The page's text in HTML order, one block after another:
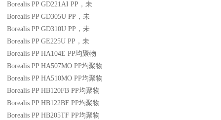
Borealis PP GD221AI PP ，未
Borealis PP GD305U PP ，未
Borealis PP GD310U PP ，未
Borealis PP GE225U PP ，未
Borealis PP HA104E PP均聚物
Borealis PP HA507MO PP均聚物
Borealis PP HA510MO PP均聚物
Borealis PP HB120FB PP均聚物
Borealis PP HB122BF PP均聚物
Borealis PP HB205TF PP均聚物